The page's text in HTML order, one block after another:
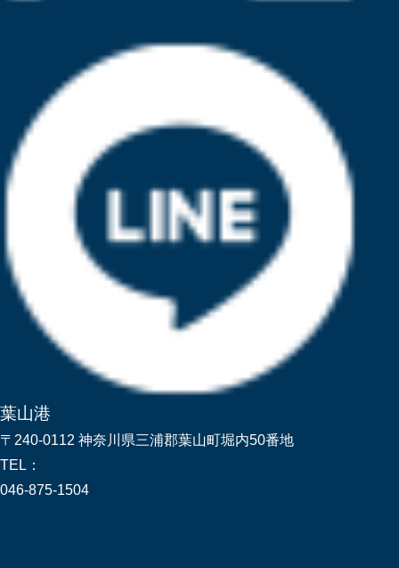
葉山港
〒240-0112 神奈川県三浦郡葉山町堀内50番地
TEL：
046-875-1504